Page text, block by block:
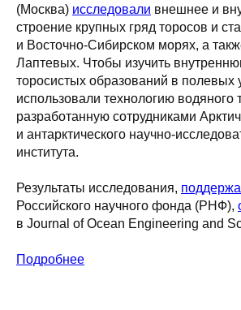
(Москва) исследовали внешнее и
строение крупных гряд торосов и
и Восточно-Сибирском морях, а
Лаптевых. Чтобы изучить
торосистых образований в полевых
использовали технологию водяного
разработанную сотрудниками
и антарктического научно-
института.
Результаты исследования,
Российского научного фонда (РНФ),
в Journal of Ocean Engineering and
Подробнее